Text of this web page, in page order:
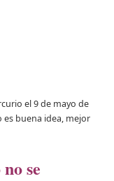
el 9 de mayo de
es buena idea, mejor
se